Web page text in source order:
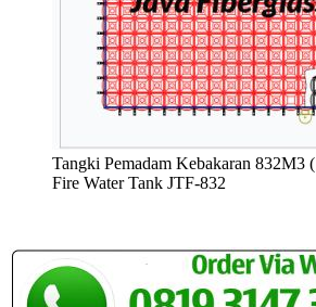
Tangki Pemadam Kebakaran 832M3
Fire Water Tank JTF-832